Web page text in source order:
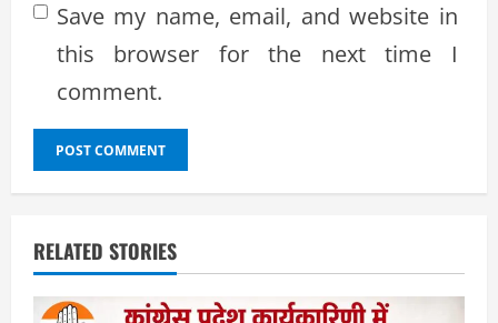
Save my name, email, and website in
this browser for the next time I
comment.
RELATED STORIES